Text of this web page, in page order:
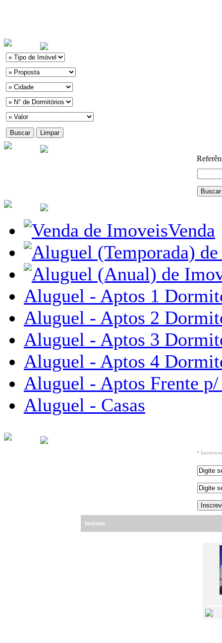
Venda
Aluguel - Aptos 1
Aluguel - Aptos 2
Aluguel - Aptos 3
Aluguel - Aptos 4
Aluguel - Aptos Frente
Aluguel - Casas
* Inscreva-
Imóveis